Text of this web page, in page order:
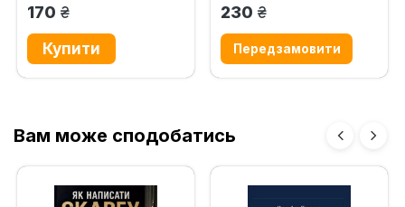
170 грн. 230 грн.
Вам може сподобатись